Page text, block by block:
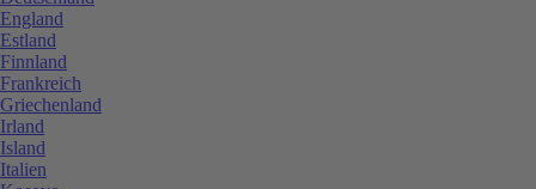
England
Estland
Finnland
Frankreich
Griechenland
Irland
Island
Italien